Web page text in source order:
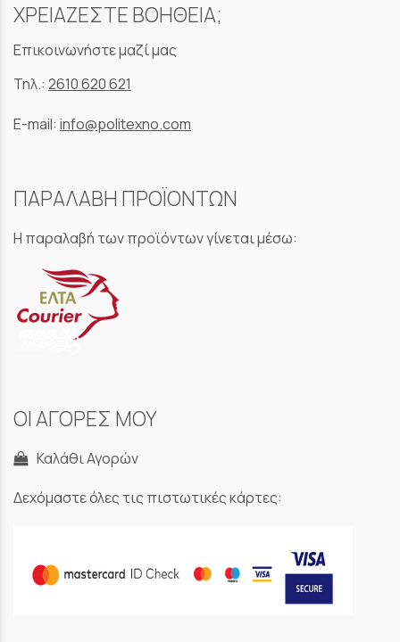
ΧΡΕΙΑΖΕΣΤΕ ΒΟΗΘΕΙΑ;
Επικοινωνήστε μαζί μας
Τηλ.: 2610 620 621
E-mail: info@politexno.com
ΠΑΡΑΛΑΒΗ ΠΡΟΪΟΝΤΩΝ
Η παραλαβή των προϊόντων γίνεται μέσω:
ΟΙ ΑΓΟΡΕΣ ΜΟΥ
Καλάθι Αγορών
Δεχόμαστε όλες τις πιστωτικές κάρτες: